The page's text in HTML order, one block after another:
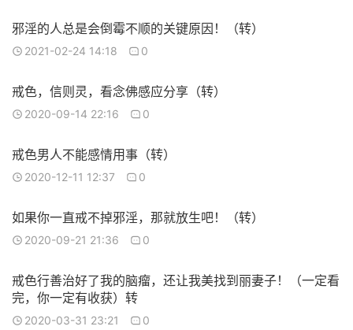
邪淫的人总是会倒霉不顺的关键原因！（转）
2021-02-24 14:18 0
戒色，信则灵，看念佛感应分享（转）
2020-09-14 22:16 0
戒色男人不能感情用事（转）
2020-12-11 12:37 0
如果你一直戒不掉邪淫，那就放生吧！（转）
2020-09-21 21:36 0
戒色行善治好了我的脑瘤，还让我美找到丽妻子！（一定看
完，你一定有收获）转
2020-03-31 23:21 0